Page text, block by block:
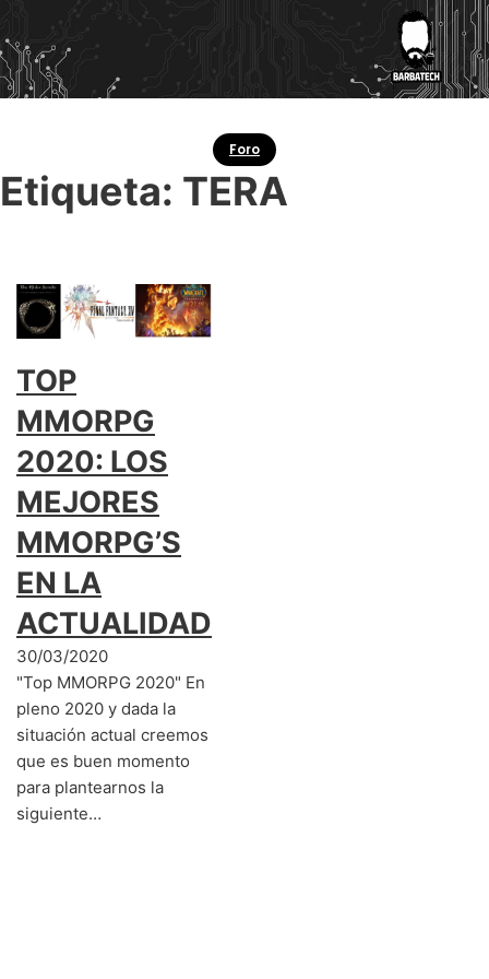
Foro
Etiqueta: TERA
TOP
MMORPG
2020: LOS
MEJORES
MMORPG’S
EN LA
ACTUALIDAD
30/03/2020
"Top MMORPG 2020" En
pleno 2020 y dada la
situación actual creemos
que es buen momento
para plantearnos la
siguiente…